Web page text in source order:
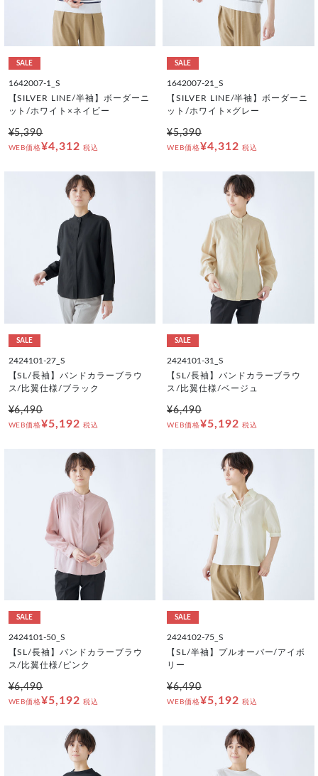
SALE
1642007-1_S
【SILVER LINE/半袖】ボーダーニ
ット/ホワイト×ネイビー
¥5,390
WEB価格¥4,312 税込
SALE
1642007-21_S
【SILVER LINE/半袖】ボーダーニ
ット/ホワイト×グレー
¥5,390
WEB価格¥4,312 税込
SALE
2424101-27_S
【SL/長袖】バンドカラーブラウ
ス/比翼仕様/ブラック
¥6,490
WEB価格¥5,192 税込
SALE
2424101-31_S
【SL/長袖】バンドカラーブラウ
ス/比翼仕様/ベージュ
¥6,490
WEB価格¥5,192 税込
SALE
2424101-50_S
【SL/長袖】バンドカラーブラウ
ス/比翼仕様/ピンク
¥6,490
WEB価格¥5,192 税込
SALE
2424102-75_S
【SL/半袖】プルオーバー/アイボ
リー
¥6,490
WEB価格¥5,192 税込